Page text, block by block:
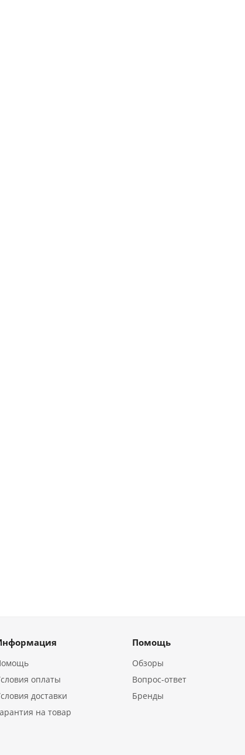
оплаты
доставки
на товар
Помощь
Обзоры
Вопрос-ответ
Бренды